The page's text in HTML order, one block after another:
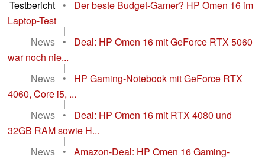
Testbericht
•
Der beste Budget-Gamer? HP Omen 16 im
Laptop-Test
|
News
•
Deal: HP Omen 16 mit GeForce RTX 5060
war noch nie...
|
News
•
HP Gaming-Notebook mit GeForce RTX
4060, Core i5, ...
|
News
•
Deal: HP Omen 16 mit RTX 4080 und
32GB RAM sowie H...
|
News
•
Amazon-Deal: HP Omen 16 Gaming-